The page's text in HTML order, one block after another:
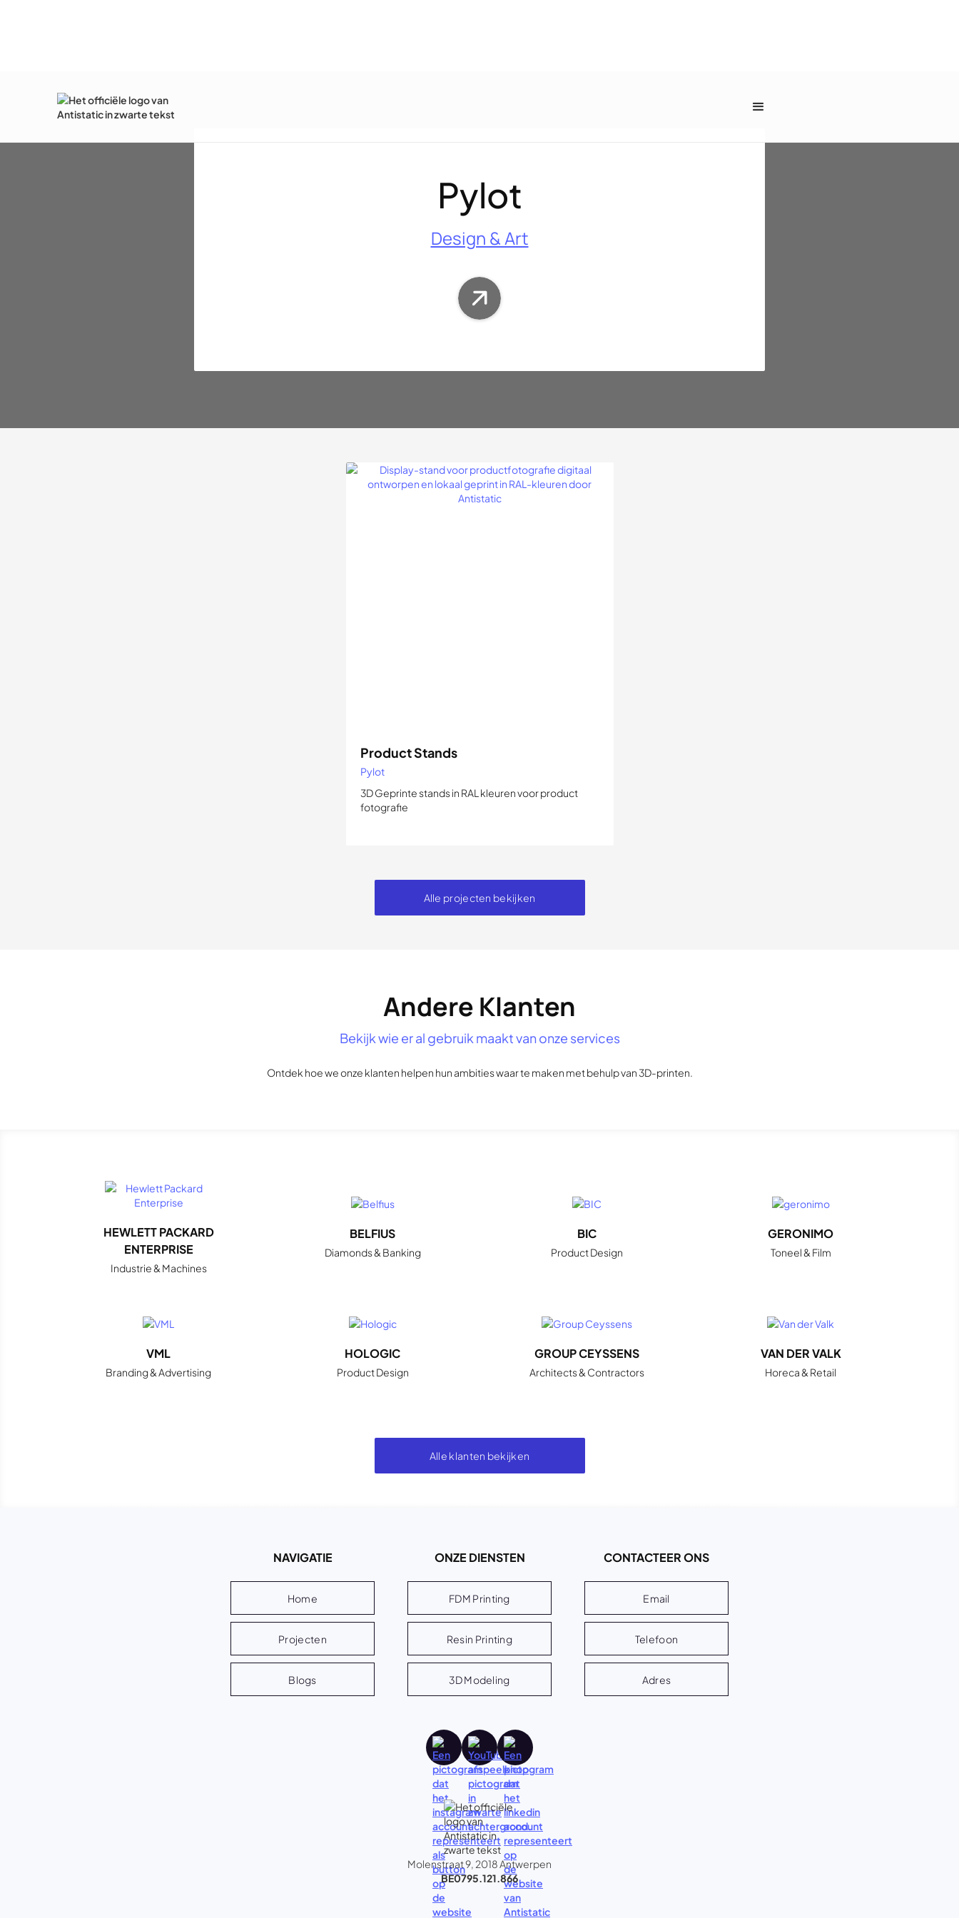
Pylot
Design & Art
Product Stands
Pylot
3D Geprinte stands in RAL kleuren voor product
fotografie
Alle projecten bekijken
Andere Klanten
Bekijk wie er al gebruik maakt van onze services
Ontdek hoe we onze klanten helpen hun ambities waar te maken met behulp van 3D-printen.
HEWLETT PACKARD
ENTERPRISE
Industrie & Machines
BELFIUS
Diamonds & Banking
BIC
Product Design
GERONIMO
Toneel & Film
VML
Branding & Advertising
HOLOGIC
Product Design
GROUP CEYSSENS
Architects & Contractors
VAN DER VALK
Horeca & Retail
Alle klanten bekijken
NAVIGATIE
Home
Projecten
Blogs
ONZE DIENSTEN
FDM Printing
Resin Printing
3D Modeling
CONTACTEER ONS
Email
Telefoon
Adres
Molenstraat 9, 2018 Antwerpen
BE0795.121.866